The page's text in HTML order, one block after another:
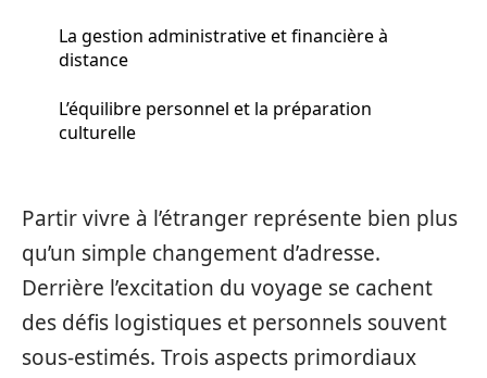
La gestion administrative et financière à
distance
L’équilibre personnel et la préparation
culturelle
Partir vivre à l’étranger représente bien plus
qu’un simple changement d’adresse.
Derrière l’excitation du voyage se cachent
des défis logistiques et personnels souvent
sous-estimés. Trois aspects primordiaux